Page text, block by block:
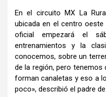
En el circuito MX La
ubicada en el centro
oficial empezará el
entrenamientos y la
conocemos, sobre un
de la región, pero
forman canaletas y eso a
poco», describió el padre